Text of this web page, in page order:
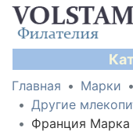
Главная Марки
Другие
Франция